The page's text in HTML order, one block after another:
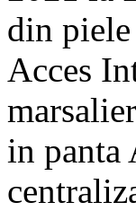
din
Acces
in panta